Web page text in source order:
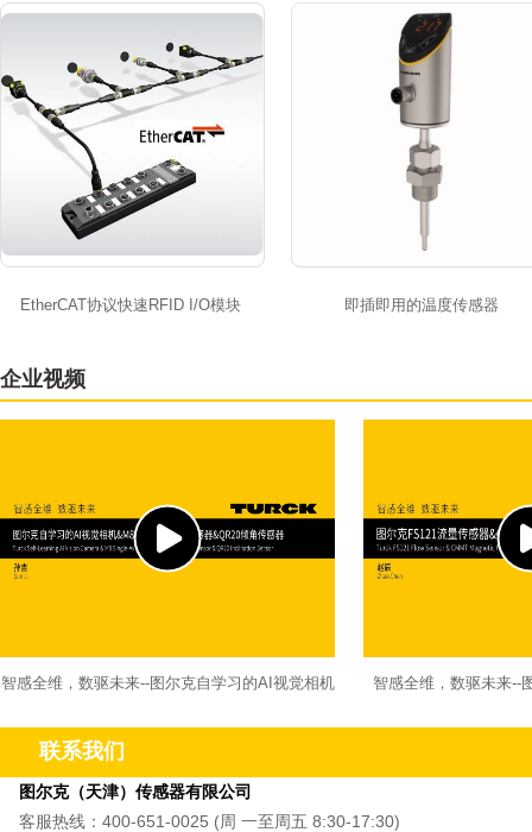
EtherCAT协议快速RFID I/O模块 即插即用的温度传感器
企业视频
智感全维，数驱未来--图尔克自学习的AI视觉相机
智感全维，数驱未来--
联系我们
图尔克（天津）传感器有限公司
客服热线：400-651-0025 (周 一至周五 8:30-17:30)